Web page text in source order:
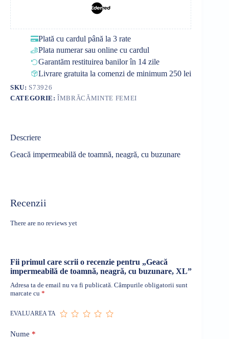
Plată cu cardul până la 3 rate
Plata numerar sau online cu cardul
Garantăm restituirea banilor în 14 zile
Livrare gratuita la comenzi de minimum 250 lei
SKU: S73926
CATEGORIE:ÎMBRĂCĂMINTE FEMEI
Descriere
Geacă impermeabilă de toamnă, neagră, cu buzunare
Recenzii
There are no reviews yet
Fii primul care scrii o recenzie pentru „Geacă
impermeabilă de toamnă, neagră, cu buzunare, XL”
Adresa ta de email nu va fi publicată. Câmpurile obligatorii sunt
marcate cu *
EVALUAREA TA
Nume *